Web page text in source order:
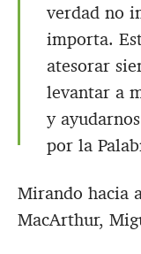
verdad no
importa.
atesorar
levantar a
y
por la
Mirando hacia
MacArthur,